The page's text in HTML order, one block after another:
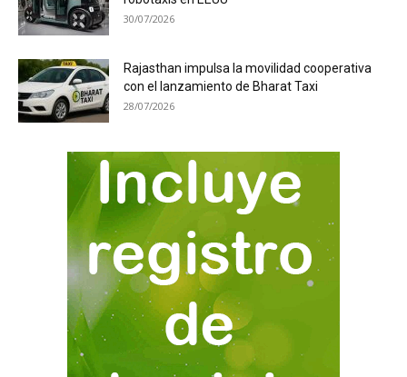
30/07/2026
Rajasthan impulsa la movilidad cooperativa
con el lanzamiento de Bharat Taxi
28/07/2026